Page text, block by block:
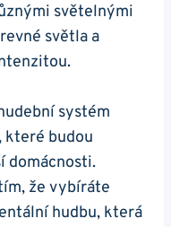
světelnými
světla a
systém
které budou
domácnosti.
že vybíráte
hudbu, která